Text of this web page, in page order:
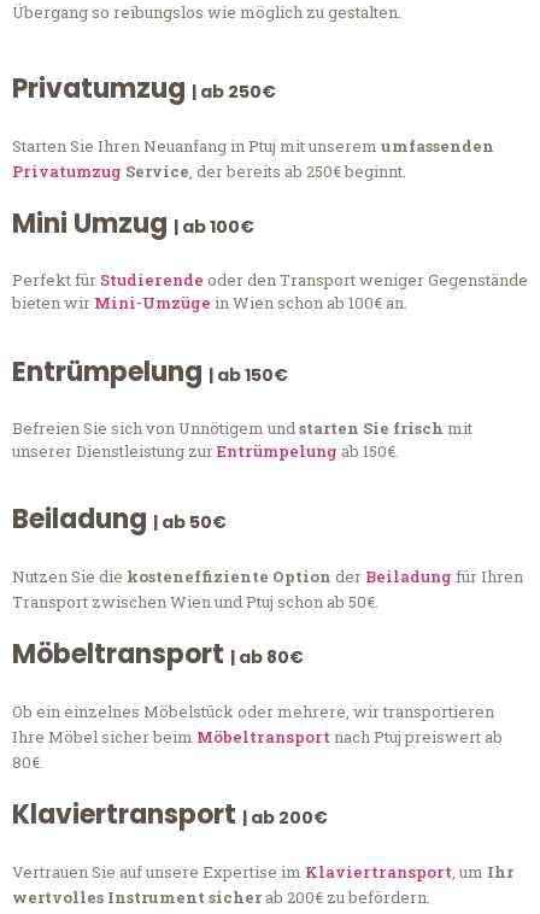
Übergang so reibungslos wie möglich zu gestalten.
Privatumzug | ab 250€
Starten Sie Ihren Neuanfang in Ptuj mit unserem umfassenden
Privatumzug Service, der bereits ab 250€ beginnt.
Mini Umzug | ab 100€
Perfekt für Studierende oder den Transport weniger Gegenstände
bieten wir Mini-Umzüge in Wien schon ab 100€ an.
Entrümpelung | ab 150€
Befreien Sie sich von Unnötigem undstarten Sie frisch mit
unserer Dienstleistung zurEntrümpelung ab 150€.
Beiladung | ab 50€
Nutzen Sie die kosteneffiziente Option der Beiladung für Ihren
Transport zwischen Wien und Ptuj schon ab 50€.
Möbeltransport | ab 80€
Ob ein einzelnes Möbelstück oder mehrere, wir transportieren
Ihre Möbel sicher beim Möbeltransportnach Ptuj preiswert ab
80€.
Klaviertransport | ab 200€
Vertrauen Sie auf unsere Expertise im Klaviertransport, um Ihr
wertvolles Instrument sicherab 200€ zu befördern.